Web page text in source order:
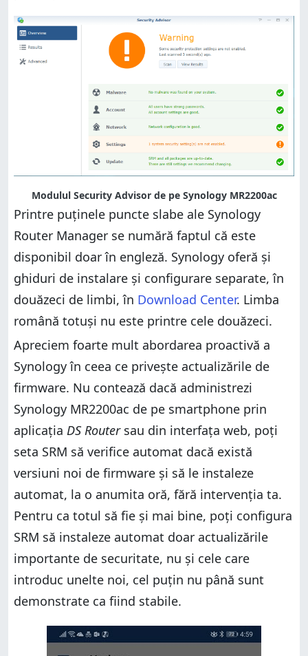
Modulul Security Advisor de pe Synology MR2200ac
Printre puținele puncte slabe ale Synology
Router Manager se numără faptul că este
disponibil doar în engleză. Synology oferă și
ghiduri de instalare și configurare separate, în
douăzeci de limbi, în Download Center. Limba
română totuși nu este printre cele douăzeci.
Apreciem foarte mult abordarea proactivă a
Synology în ceea ce privește actualizările de
firmware. Nu contează dacă administrezi
Synology MR2200ac de pe smartphone prin
aplicația DS Routersau din interfața web, poți
seta SRM să verifice automat dacă există
versiuni noi de firmware și să le instaleze
automat, la o anumita oră, fără intervenția ta.
Pentru ca totul să fie și mai bine, poți configura
SRM să instaleze automat doar actualizările
importante de securitate, nu și cele care
introduc unelte noi, cel puțin nu până sunt
demonstrate ca fiind stabile.